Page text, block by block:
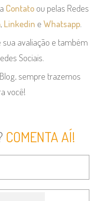
Contatoou pelas Redes
, Linkedin e Whatsapp.
avaliação e também
Sociais.
sempre trazemos
você!
COMENTA AÍ!